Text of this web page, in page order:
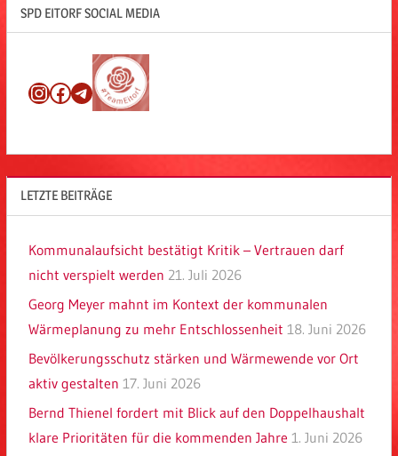
SPD EITORF SOCIAL MEDIA
Instagram
Facebook
Telegram
LETZTE BEITRÄGE
Kommunalaufsicht bestätigt Kritik – Vertrauen darf
nicht verspielt werden 21. Juli 2026
Georg Meyer mahnt im Kontext der kommunalen
Wärmeplanung zu mehr Entschlossenheit 18. Juni 2026
Bevölkerungsschutz stärken und Wärmewende vor Ort
aktiv gestalten 17. Juni 2026
Bernd Thienel fordert mit Blick auf den Doppelhaushalt
klare Prioritäten für die kommenden Jahre 1. Juni 2026